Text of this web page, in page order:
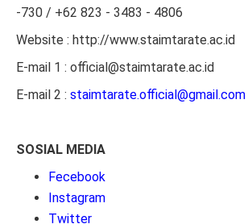
-730 / +62 823 - 3483 - 4806
Website : http://www.staimtarate.ac.id
E-mail 1 : official@staimtarate.ac.id
E-mail 2 : staimtarate.official@gmail.com
SOSIAL MEDIA
Fecebook
Instagram
Twitter